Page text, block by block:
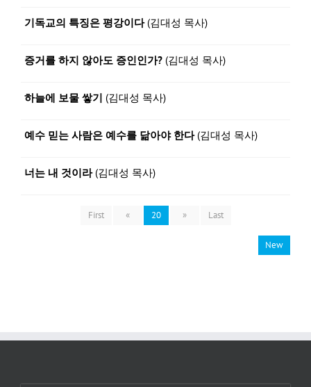
기독교의 특징은 평강이다(김대성 목사)
증거를 하지 않아도 증인인가? (김대성 목사)
하늘에 보물 쌓기 (김대성 목사)
예수 믿는 사람은 예수를 닮아야 한다(김대성 목사)
너는 내 것이라(김대성 목사)
First « 20 » Last
New